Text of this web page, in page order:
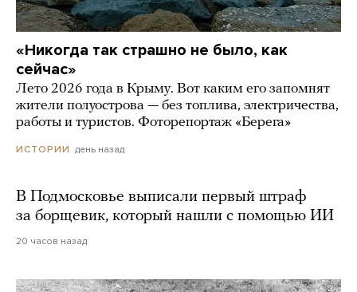
«Никогда так страшно не было, как
сейчас»
Лето 2026 года в Крыму. Вот каким его запомнят
жители полуострова — без топлива, электричества,
работы и туристов. Фоторепортаж «Берега»
ИСТОРИИ день назад
В Подмосковье выписали первый штраф
за борщевик, который нашли с помощью ИИ
20 часов назад